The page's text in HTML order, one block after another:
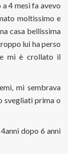
4 mesi fa avevo
moltissimo e
casa bellissima
lui ha perso
mi è crollato il
mi sembrava
svegliati prima o
dopo 6 anni